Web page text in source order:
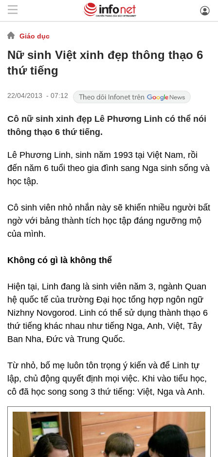
Giáo dục
Nữ sinh Việt xinh đẹp thông thạo 6
thứ tiếng
22/04/2013 - 07:12
Cô nữ sinh xinh đẹp Lê Phương Linh có thể nói
thông thạo 6 thứ tiếng.
Lê Phương Linh, sinh năm 1993 tại Việt Nam, rồi
đến năm 6 tuổi theo gia đình sang Nga sinh sống và
học tập.
Cô sinh viên nhỏ nhắn này sẽ khiến nhiều người bất
ngờ với bảng thành tích học tập đáng ngưỡng mộ
của mình.
Không có gì là không thể
Hiện tại, Linh đang là sinh viên năm 3, ngành Quan
hệ quốc tế của trường Đại học tổng hợp ngôn ngữ
Nizhny Novgorod. Linh có thể sử dụng thành thạo 6
thứ tiếng khác nhau như tiếng Nga, Anh, Việt, Tây
Ban Nha, Đức và Trung Quốc.
Từ nhỏ, bố mẹ luôn tôn trọng ý kiến và để Linh tự
lập, chủ động quyết định mọi việc. Khi vào tiểu học,
cô đã học song song 3 thứ tiếng: Việt, Nga và Anh.